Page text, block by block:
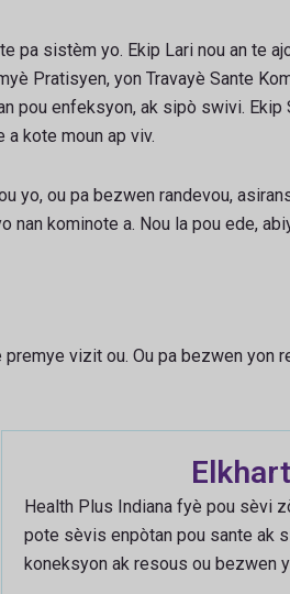
sistèm yo. Ekip Lari nou an te
Pratisyen, yon Travayè Sante
pou enfeksyon, ak sipò swivi.
kote moun ap viv.
yo, ou pa bezwen randevou,
kominote a. Nou la pou ede,
vizit ou. Ou pa bezwen yon
Health Plus Indiana fyè pou sèvi
pote sèvis enpòtan pou sante ak
koneksyon ak resous ou bezwen